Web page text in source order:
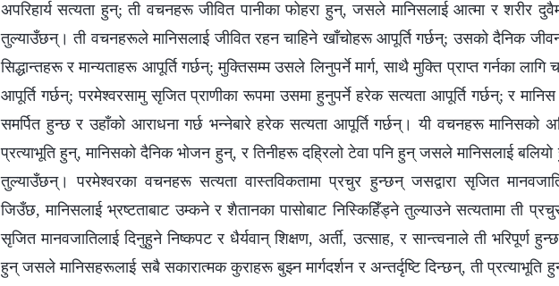
अपरिहार्य सत्यता हुन्; ती वचनहरू जीवित पानीका फोहरा हुन्, जसले मानिसलाई आत्मा र शरीर
तुल्याउँछन्। ती वचनहरूले मानिसलाई जीवित रहन चाहिने खाँचोहरू आपूर्ति गर्छन्; उसको दैनिक
सिद्धान्तहरू र मान्यताहरू आपूर्ति गर्छन्; मुक्तिसम्म उसले लिनुपर्ने मार्ग, साथै मुक्ति प्राप्त गर्नका लागि
आपूर्ति गर्छन्; परमेश्‍वरसामु सृजित प्राणीका रूपमा उसमा हुनुपर्ने हरेक सत्यता आपूर्ति गर्छन्; र
समर्पित हुन्छ र उहाँको आराधना गर्छ भन्नेबारे हरेक सत्यता आपूर्ति गर्छन्। यी वचनहरू मानिसको
प्रत्याभूति हुन्, मानिसको दैनिक भोजन हुन्, र तिनीहरू दह्रिलो टेवा पनि हुन् जसले मानिसलाई
तुल्याउँछन्। परमेश्वरका वचनहरू सत्यता वास्तविकतामा प्रचुर हुन्छन् जसद्वारा सृजित
जिउँछ, मानिसलाई भ्रष्टताबाट उम्कने र शैतानका पासोबाट निस्किहिँड्ने तुल्याउने सत्यतामा ती
सृजित मानवजातिलाई दिनुहुने निष्कपट र धैर्यवान् शिक्षण, अर्ती, उत्साह, र सान्त्वनाले ती भरिपूर्ण
हुन् जसले मानिसहरूलाई सबै सकारात्मक कुराहरू बुझ्‍न मार्गदर्शन र अन्तर्दृष्टि दिन्छन्, ती